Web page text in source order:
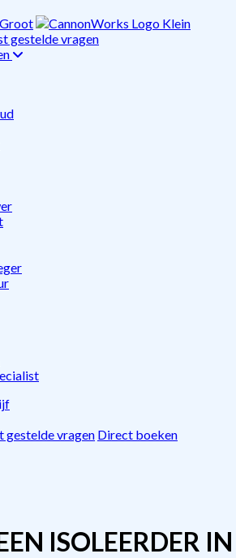
gestelde vragen
gestelde vragen Direct boeken
ISOLEERDER IN